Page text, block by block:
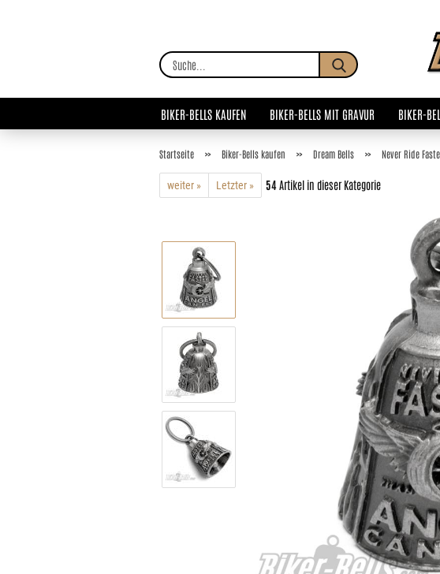
Suche...
BIKER-BELLS KAUFEN BIKER-BELLS MIT GRAVUR BIKER-
Startseite » Biker-Bells kaufen » Dream Bells » Never Ride
weiter » Letzter » 54Artikel in dieser Kategorie